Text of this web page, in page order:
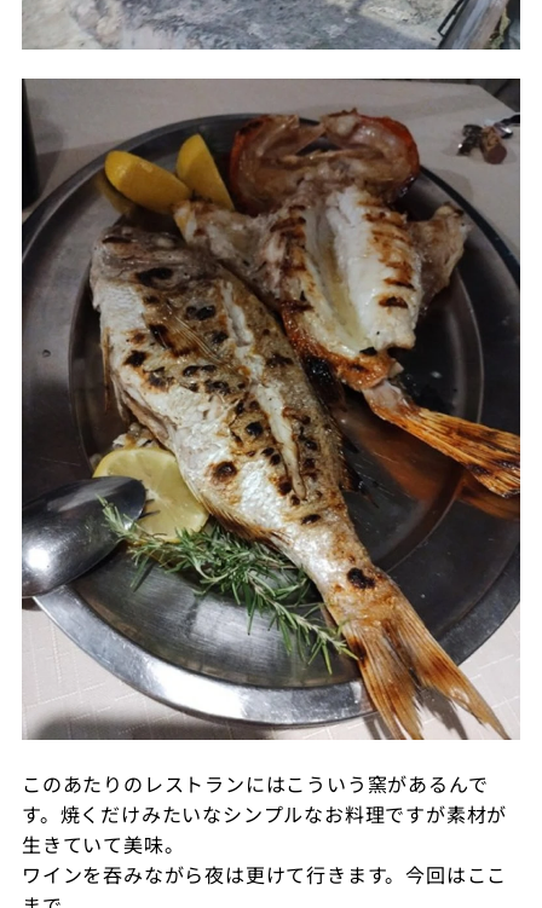
このあたりのレストランにはこういう窯があるんで
す。焼くだけみたいなシンプルなお料理ですが素材が
生きていて美味。
ワインを吞みながら夜は更けて行きます。今回はここ